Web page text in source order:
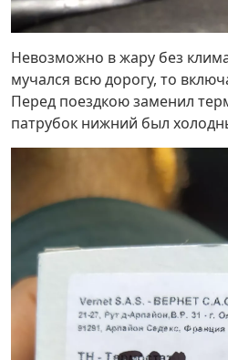
Невозможно в жару без
мучался всю дорогу, то
Перед поездкою заменил
патрубок нижний был